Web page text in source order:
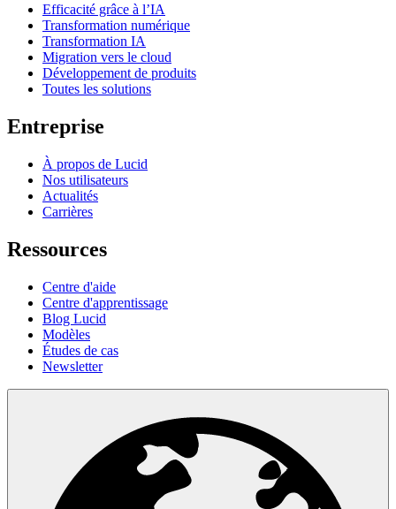
Efficacité grâce à l’IA
Transformation numérique
Transformation IA
Migration vers le cloud
Développement de produits
Toutes les solutions
Entreprise
À propos de Lucid
Nos utilisateurs
Actualités
Carrières
Ressources
Centre d'aide
Centre d'apprentissage
Blog Lucid
Modèles
Études de cas
Newsletter